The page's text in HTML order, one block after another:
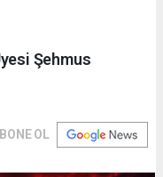
Şehmus
OL